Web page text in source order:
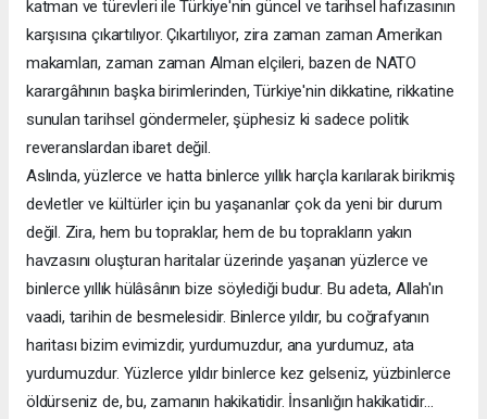
katman ve türevleri ile Türkiye'nin güncel ve tarihsel hafızasının
karşısına çıkartılıyor. Çıkartılıyor, zira zaman zaman Amerikan
makamları, zaman zaman Alman elçileri, bazen de NATO
karargâhının başka birimlerinden, Türkiye'nin dikkatine, rikkatine
sunulan tarihsel göndermeler, şüphesiz ki sadece politik
reveranslardan ibaret değil.
Aslında, yüzlerce ve hatta binlerce yıllık harçla karılarak birikmiş
devletler ve kültürler için bu yaşananlar çok da yeni bir durum
değil. Zira, hem bu topraklar, hem de bu toprakların yakın
havzasını oluşturan haritalar üzerinde yaşanan yüzlerce ve
binlerce yıllık hülâsânın bize söylediği budur. Bu adeta, Allah'ın
vaadi, tarihin de besmelesidir. Binlerce yıldır, bu coğrafyanın
haritası bizim evimizdir, yurdumuzdur, ana yurdumuz, ata
yurdumuzdur. Yüzlerce yıldır binlerce kez gelseniz, yüzbinlerce
öldürseniz de, bu, zamanın hakikatidir. İnsanlığın hakikatidir…